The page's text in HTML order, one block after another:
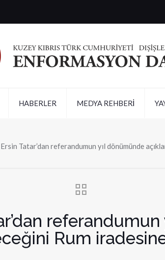
HABERLER MEDYA REHBERİ
Tatar’dan referandumun yıl dönümünde
Rum